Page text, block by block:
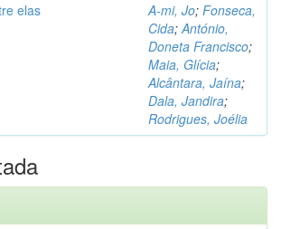
elas A-mi, Jo; Fonseca,
Cida;António,
Doneta Francisco;
Maia, Glícia;
Alcântara, Jaína;
Dala, Jandira;
Rodrigues, Joélia